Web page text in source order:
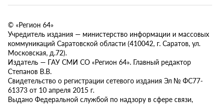
© «Регион 64»
Учредитель издания — министерство информации и массовых
коммуникаций Саратовской области (410042, г. Саратов, ул.
Московская, д.72).
Издатель — ГАУ СМИ СО «Регион 64». Главный редактор
Степанов В.В.
Свидетельство о регистрации сетевого издания Эл № ФС77-
61373 от 10 апреля 2015 г.
Выдано Федеральной службой по надзору в сфере связи,